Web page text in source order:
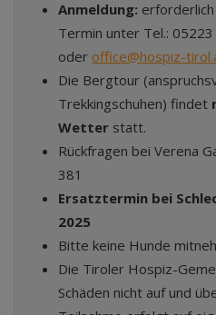
Anmeldung:
Termin unter Tel.:
oder office@hospiz-
Die Bergtour
Trekkingschuhen) findet
Wetter statt.
Rückfragen bei Verena
381
Ersatztermin bei
2025
Bitte keine Hunde
Die Tiroler Hospiz-
Schäden nicht auf und